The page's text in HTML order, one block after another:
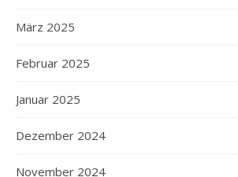
März 2025
Februar 2025
Januar 2025
Dezember 2024
November 2024